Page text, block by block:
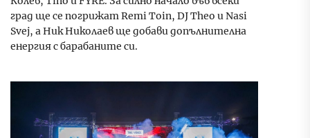
град ще се погрижат Remi Toin, DJ Theo и Nasi
Svej, а Ник Николаев ще добави допълнителна
енергия с барабаните си.